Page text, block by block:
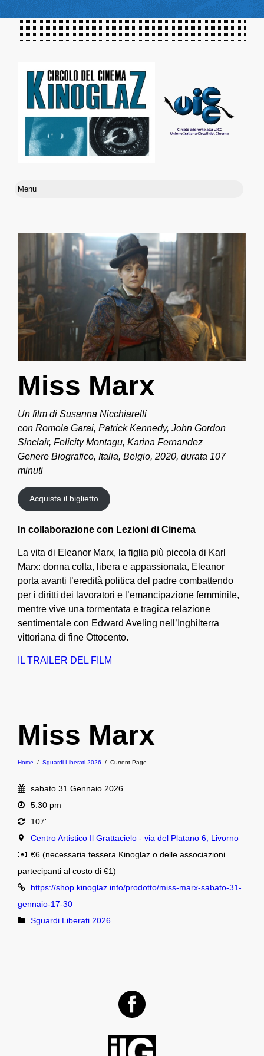
Miss Marx
Un film di Susanna Nicchiarelli
con Romola Garai, Patrick Kennedy, John Gordon
Sinclair, Felicity Montagu, Karina Fernandez
Genere Biografico, Italia, Belgio, 2020, durata 107
minuti
Acquista il biglietto
In collaborazione con Lezioni di Cinema
La vita di Eleanor Marx, la figlia più piccola di Karl
Marx: donna colta, libera e appassionata, Eleanor
porta avanti l’eredità politica del padre combattendo
per i diritti dei lavoratori e l’emancipazione femminile,
mentre vive una tormentata e tragica relazione
sentimentale con Edward Aveling nell’Inghilterra
vittoriana di fine Ottocento.
IL TRAILER DEL FILM
Miss Marx
Home / Sguardi Liberati 2026 / Current Page
sabato 31 Gennaio 2026
5:30 pm
107'
Centro Artistico Il Grattacielo - via del Platano 6, Livorno
€6 (necessaria tessera Kinoglaz o delle associazioni
partecipanti al costo di €1)
https://shop.kinoglaz.info/prodotto/miss-marx-sabato-31-
gennaio-17-30
Sguardi Liberati 2026